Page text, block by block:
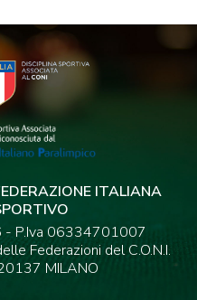
ITALIANA
- P.Iva 06334701007
Federazioni del C.O.N.I.
MILANO